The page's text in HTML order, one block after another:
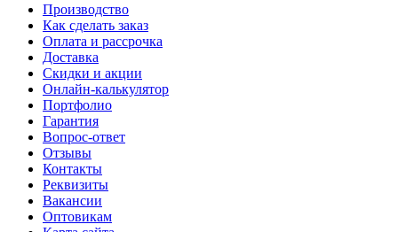
Производство
Как сделать заказ
Оплата и рассрочка
Доставка
Скидки и акции
Онлайн-калькулятор
Портфолио
Гарантия
Вопрос-ответ
Отзывы
Контакты
Реквизиты
Вакансии
Оптовикам